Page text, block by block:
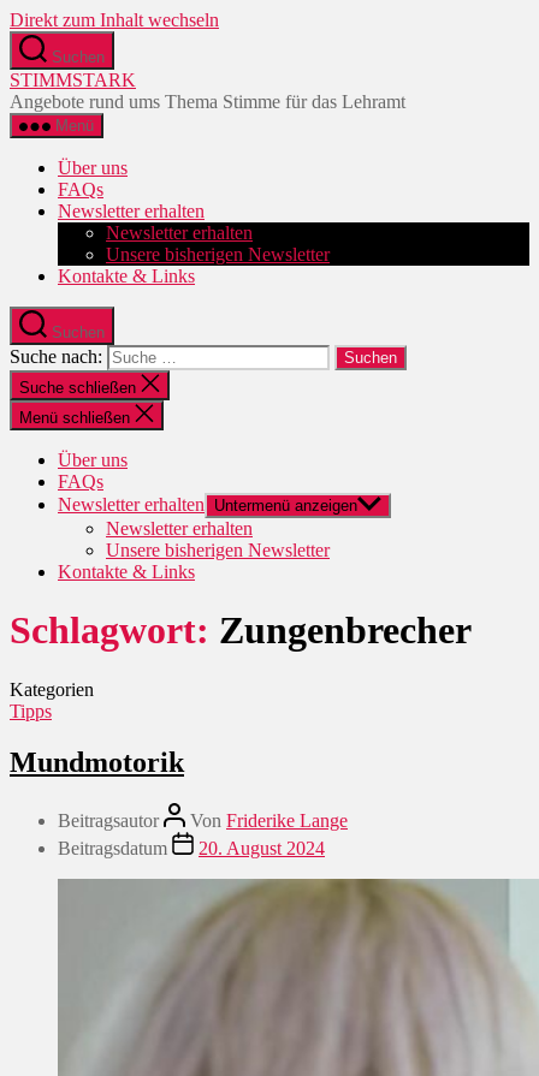
Direkt zum Inhalt wechseln
Suchen
STIMMSTARK
Angebote rund ums Thema Stimme für das Lehramt
Menü
Über uns
FAQs
Newsletter erhalten
Newsletter erhalten
Unsere bisherigen Newsletter
Kontakte & Links
Suchen
Suche nach:
Suche schließen
Menü schließen
Über uns
FAQs
Newsletter erhalten
Untermenü anzeigen
Newsletter erhalten
Unsere bisherigen Newsletter
Kontakte & Links
Schlagwort: Zungenbrecher
Kategorien
Tipps
Mundmotorik
Beitragsautor Von Friderike Lange
Beitragsdatum
20. August 2024